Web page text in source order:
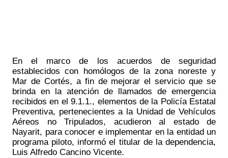
En el marco de los acuerdos de seguridad
establecidos con homólogos de la zona noreste y
Mar de Cortés, a fin de mejorar el servicio que se
brinda en la atención de llamados de emergencia
recibidos en el 9.1.1., elementos de la Policía Estatal
Preventiva, pertenecientes a la Unidad de Vehículos
Aéreos no Tripulados, acudieron al estado de
Nayarit, para conocer e implementar en la entidad un
programa piloto, informó el titular de la dependencia,
Luis Alfredo Cancino Vicente.